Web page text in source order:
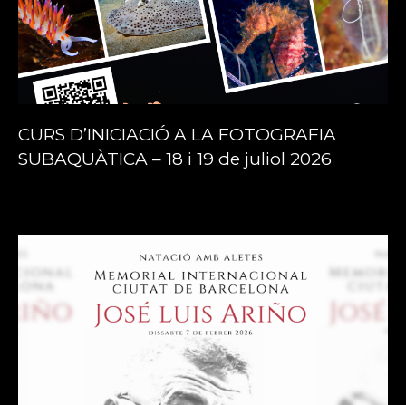
CURS D’INICIACIÓ A LA FOTOGRAFIA
SUBAQUÀTICA – 18 i 19 de juliol 2026